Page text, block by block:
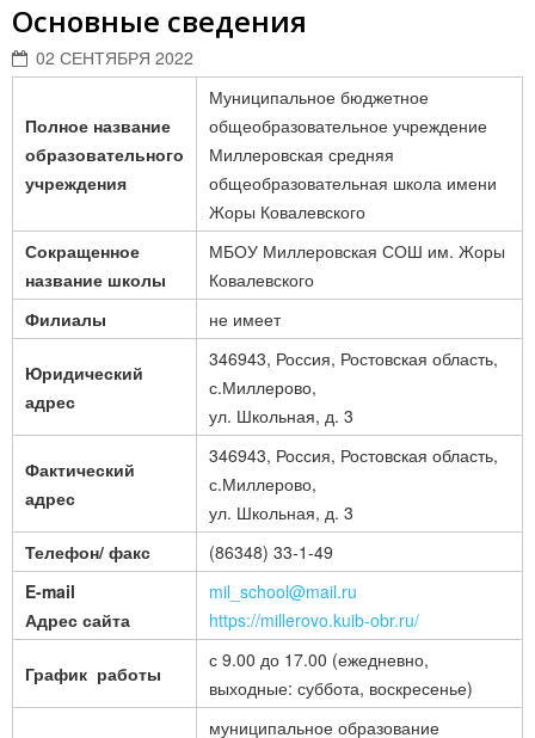
Основные сведения
02 СЕНТЯБРЯ 2022
Полное название
образовательного
учреждения
Муниципальное бюджетное
общеобразовательное учреждение
Миллеровская средняя
общеобразовательная школа имени
Жоры Ковалевского
Сокращенное
название школы
МБОУ Миллеровская СОШ им. Жоры
Ковалевского
Филиалы
не имеет
Юридический
адрес
346943, Россия, Ростовская область,
с.Миллерово,
ул. Школьная, д. 3
Фактический
адрес
346943, Россия, Ростовская область,
с.Миллерово,
ул. Школьная, д. 3
Телефон/ факс
(86348) 33-1-49
E-mail
Адрес сайта
mil_school@mail.ru
https://millerovo.kuib-obr.ru/
График работы
с 9.00 до 17.00 (ежедневно,
выходные: суббота, воскресенье)
муниципальное образование